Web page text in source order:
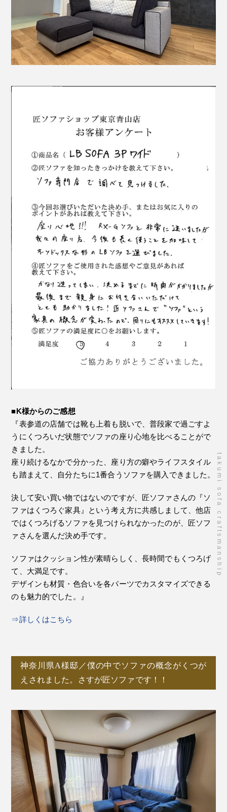
takumi sofa craftsmanship
■K様からのご感想
『表参道の店舗では靴も上着も脱いで、普段家で過ごすよ
うにくつろいだ状態でソファの座り心地を比べることがで
きました。
座り続けるなかで分かった、座り方の癖やライフスタイル
も踏まえて、自分たちに1番合うソファを購入できました。
決して安い買い物ではないのですが、匠ソファさんの『ソ
ファはくつろぐ家具』という考え方に共感しまして、他店
ではくつろげるソファを見つけられなかったのが、匠ソフ
ァさんを選んだ決め手です。
ソファはクッション性が素晴らしく、長時間でもくつろげ
て、大満足です。
デザインも材質・色合いを各パーツでカスタマイズできる
のも魅力的でした。』
⇒詳しくはこちら
神奈川県A様邸／僕の中でソファの概念がくつが
えされました。さすが匠ソファです！！